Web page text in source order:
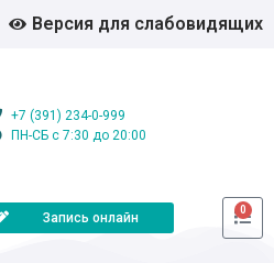
Версия для слабовидящих
+7 (391) 234-0-999
ПН-СБ с 7:30 до 20:00
Запись онлайн
0